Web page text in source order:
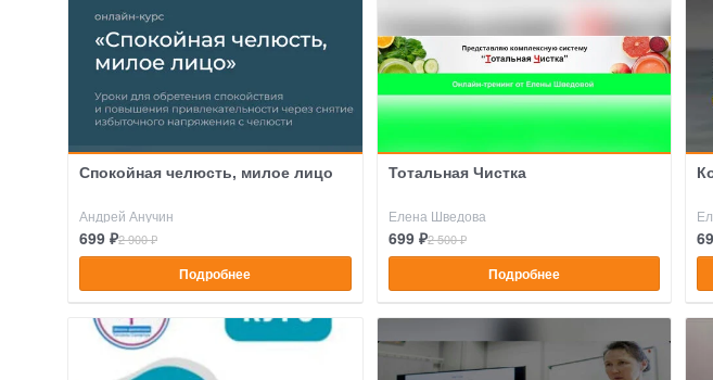
Спокойная челюсть, милое лицо
Андрей Анучин
699 ₽2 900 ₽
Подробнее
Тотальная Чистка
Елена Шведова
699 ₽2 500 ₽
Подробнее